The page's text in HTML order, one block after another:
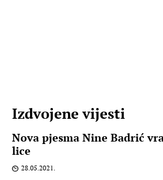
Izdvojene vijesti
Nova pjesma Nine Badrić
lice
28.05.2021.